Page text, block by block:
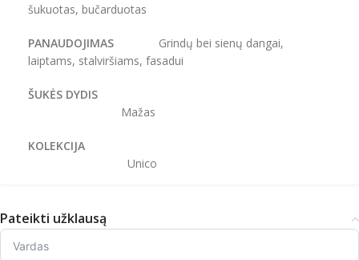
šukuotas, bučarduotas
PANAUDOJIMAS
Grindų bei sienų dangai,
laiptams, stalviršiams, fasadui
ŠUKĖS DYDIS
Mažas
KOLEKCIJA
Unico
Pateikti užklausą